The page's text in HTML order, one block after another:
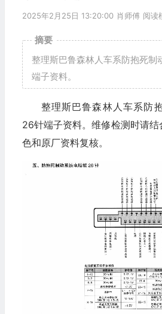
2025年2月25日 13:20:00 肖师傅 阅读
摘要
整理斯巴鲁森林人车系防抱死制
端子资料。
整理斯巴鲁森林人车系防
26针端子资料。维修检测时请
色和原厂资料复核。